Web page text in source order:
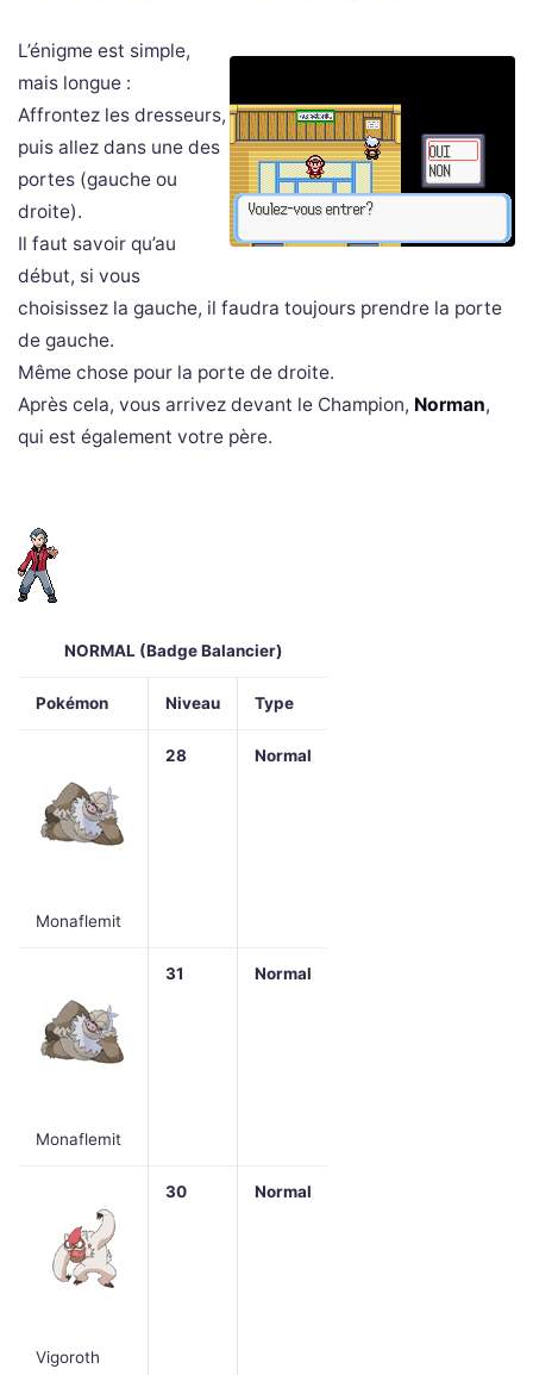
L’énigme est simple,
mais longue :
Affrontez les dresseurs,
puis allez dans une des
portes (gauche ou
droite).
Il faut savoir qu’au
début, si vous
choisissez la gauche, il faudra toujours prendre la porte
de gauche.
Même chose pour la porte de droite.
Après cela, vous arrivez devant le Champion, Norman,
qui est également votre père.
NORMAL (Badge Balancier)
Pokémon Niveau Type
Monaflemit
28 Normal
Monaflemit
31 Normal
Vigoroth
30 Normal